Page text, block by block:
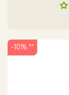
-10% **